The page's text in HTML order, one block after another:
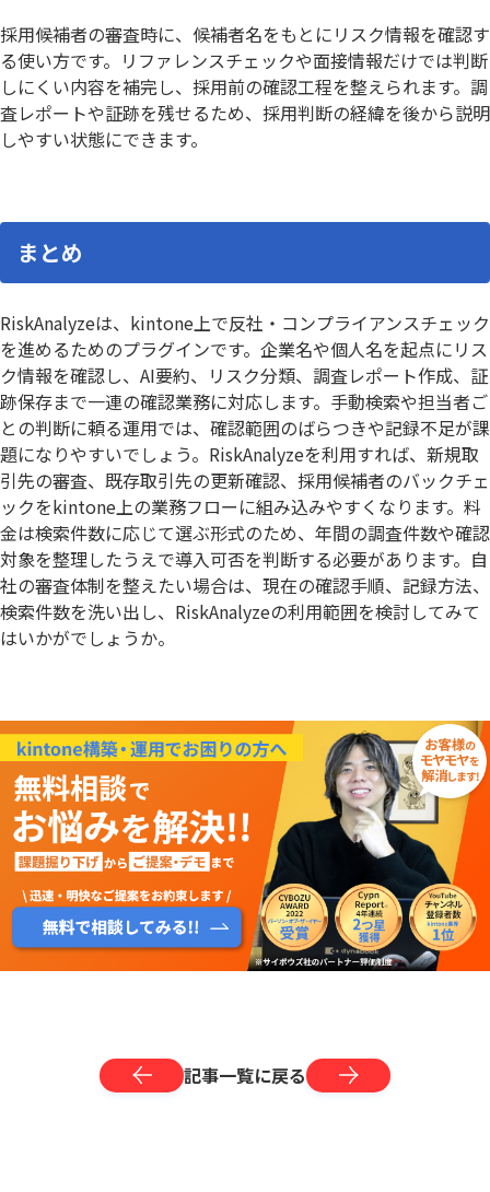
採用候補者の審査時に、候補者名をもとにリスク情報を確認す
る使い方です。リファレンスチェックや面接情報だけでは判断
しにくい内容を補完し、採用前の確認工程を整えられます。調
査レポートや証跡を残せるため、採用判断の経緯を後から説明
しやすい状態にできます。
まとめ
RiskAnalyzeは、kintone上で反社・コンプライアンスチェック
を進めるためのプラグインです。企業名や個人名を起点にリス
ク情報を確認し、AI要約、リスク分類、調査レポート作成、証
跡保存まで一連の確認業務に対応します。手動検索や担当者ご
との判断に頼る運用では、確認範囲のばらつきや記録不足が課
題になりやすいでしょう。RiskAnalyzeを利用すれば、新規取
引先の審査、既存取引先の更新確認、採用候補者のバックチェ
ックをkintone上の業務フローに組み込みやすくなります。料
金は検索件数に応じて選ぶ形式のため、年間の調査件数や確認
対象を整理したうえで導入可否を判断する必要があります。自
社の審査体制を整えたい場合は、現在の確認手順、記録方法、
検索件数を洗い出し、RiskAnalyzeの利用範囲を検討してみて
はいかがでしょうか。
記事一覧に戻る